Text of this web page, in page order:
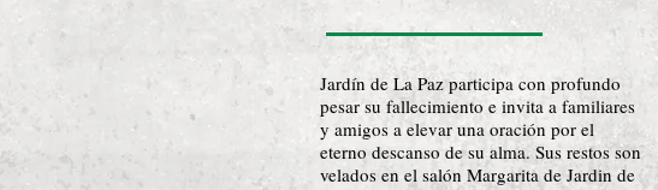
Jardín de La Paz participa con profundo
pesar su fallecimiento e invita a familiares
y amigos a elevar una oración por el
eterno descanso de su alma. Sus restos son
velados en el salón Margarita de Jardin de